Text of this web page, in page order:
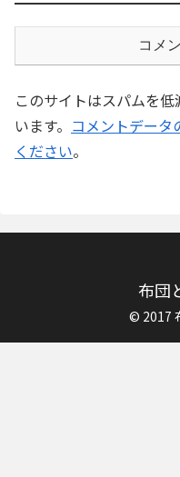
コメ
このサイトはスパムを
います。 コメントデータ
ください。
布団
© 2017